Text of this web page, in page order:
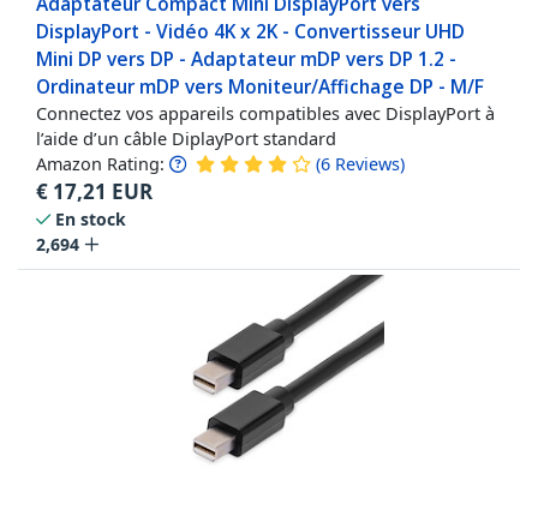
DisplayPort - Vidéo 4K x 2K - Convertisseur UHD
Mini DP vers DP - Adaptateur mDP vers DP 1.2 -
Ordinateur mDP vers Moniteur/Affichage DP - M/F
Connectez vos appareils compatibles avec DisplayPort à
l’aide d’un câble DiplayPort standard
Amazon Rating: (6 Reviews)
€ 17,21 EUR
En stock
2,694